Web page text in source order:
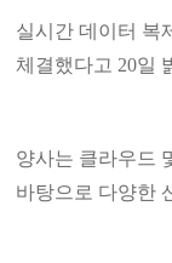
실시간 데이터 복
체결했다고 20일
양사는 클라우드
바탕으로 다양한